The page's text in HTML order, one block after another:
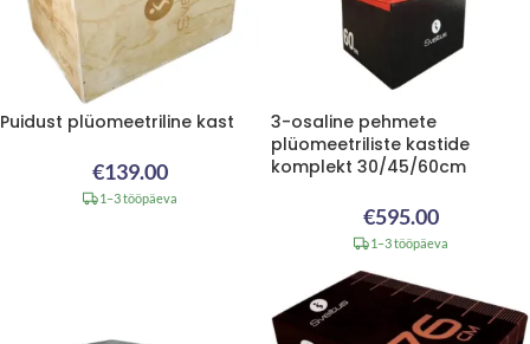
Puidust plüomeetriline kast
€139.00
1–3 tööpäeva
3-osaline pehmete
plüomeetriliste kastide
komplekt 30/45/60cm
€595.00
1–3 tööpäeva